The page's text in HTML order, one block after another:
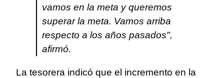
vamos en la meta y queremos
superar la meta. Vamos arriba
respecto a los años pasados",
afirmó.
La tesorera indicó que el incremento en la